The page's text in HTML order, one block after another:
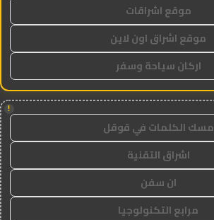
موقع اشراقات
موقع اشراق اون لاين
اركان سياحة وسفر
!
مسك الكلمات في قوقل
اشراق التقنية
ان سفن
مرابع التكنولوجيا